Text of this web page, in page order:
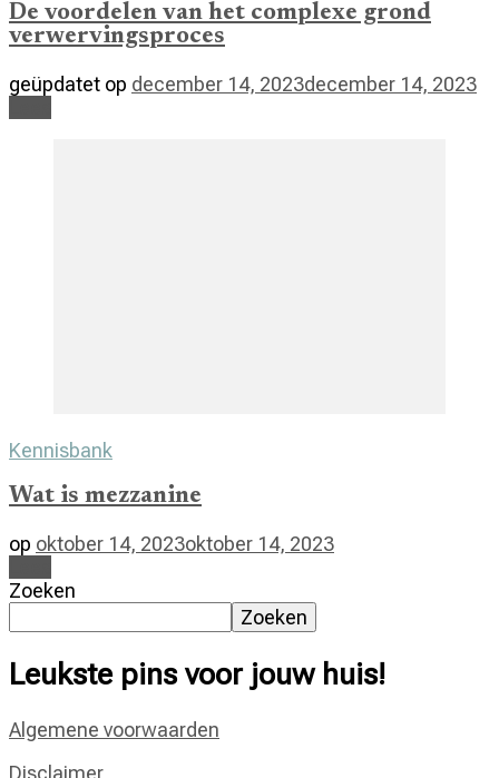
De voordelen van het complexe grond
verwervingsproces
geüpdatet op december 14, 2023december 14, 2023
Kennisbank
Wat is mezzanine
op oktober 14, 2023oktober 14, 2023
Zoeken
Zoeken
Leukste pins voor jouw huis!
Algemene voorwaarden
Disclaimer